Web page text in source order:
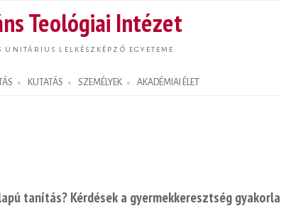
tartalomra
Teológiai Intézet
UNITÁRIUS LELKÉSZKÉPZŐ EGYETEME
KUTATÁS SZEMÉLYEK AKADÉMIAI ÉLET
tanítás? Kérdések a gyermekkeresztség